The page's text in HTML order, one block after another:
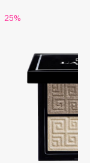
25%